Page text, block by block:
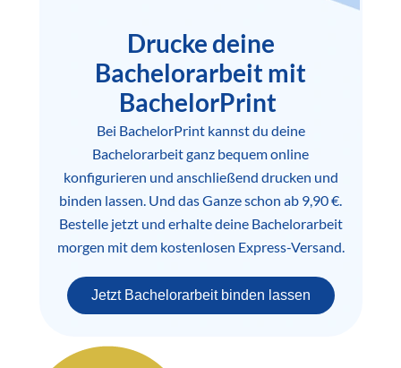
Drucke deine
Bachelorarbeit mit
BachelorPrint
Bei BachelorPrint kannst du deine
Bachelorarbeit ganz bequem online
konfigurieren und anschließend drucken und
binden lassen. Und das Ganze schon ab 9,90 €.
Bestelle jetzt und erhalte deine Bachelorarbeit
morgen mit dem kostenlosen Express-Versand.
Jetzt Bachelorarbeit binden lassen